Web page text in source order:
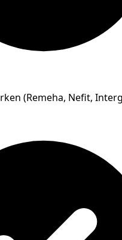
(Remeha, Nefit,